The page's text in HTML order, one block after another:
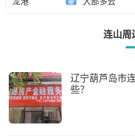
连山周
辽宁葫芦岛市
些？